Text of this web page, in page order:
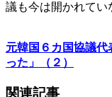
議も今は開かれてい
元韓国６カ国協議
った」（２）
関連記事